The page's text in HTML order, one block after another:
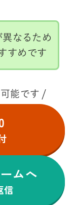
なるため
すめです
能です
ムへ
信